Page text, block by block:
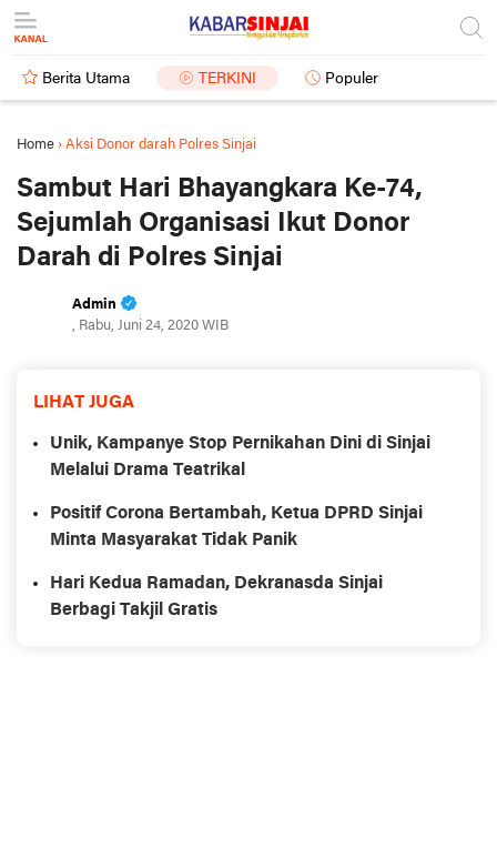
Berita Utama TERKINI Populer
Home › Aksi Donor darah Polres Sinjai
Sambut Hari Bhayangkara Ke-74,
Sejumlah Organisasi Ikut Donor
Darah di Polres Sinjai
Admin
, Rabu, Juni 24, 2020 WIB
LIHAT JUGA
Unik, Kampanye Stop Pernikahan Dini di Sinjai
Melalui Drama Teatrikal
Positif Corona Bertambah, Ketua DPRD Sinjai
Minta Masyarakat Tidak Panik
Hari Kedua Ramadan, Dekranasda Sinjai
Berbagi Takjil Gratis